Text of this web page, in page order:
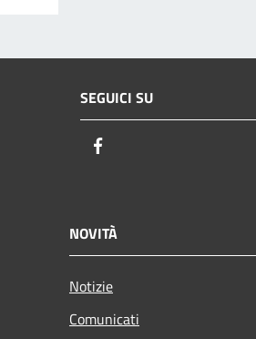
SEGUICI SU
NOVITÀ
Notizie
Comunicati